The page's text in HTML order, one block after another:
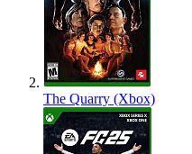
The Quarry (Xbox)